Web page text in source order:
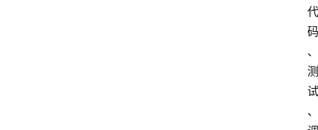
代
码
、
测
试
、